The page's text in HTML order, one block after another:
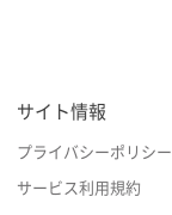
サイト情報
プライバシーポリシ
サービス利用規約